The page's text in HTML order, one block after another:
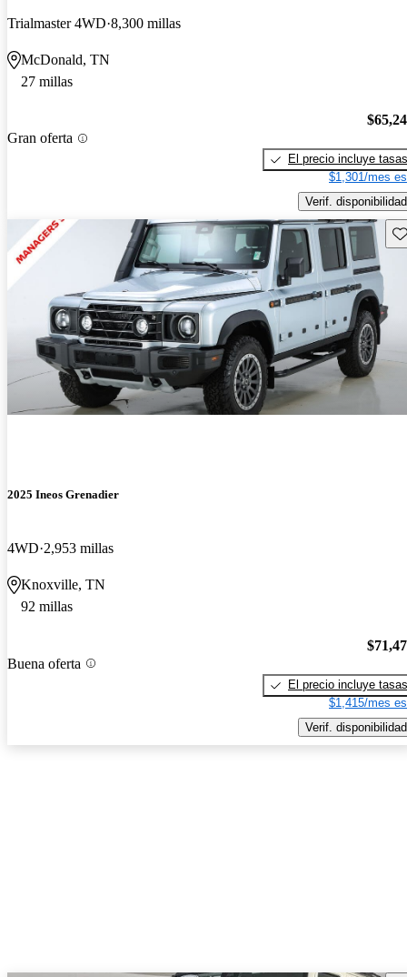
Trialmaster 4WD 8,300 millas
McDonald, TN
27 millas
Gran oferta
El precio incluye tasas
$1,301/mes
Verif. disponibilidad
2025 Ineos Grenadier
4WD 2,953 millas
Knoxville, TN
92 millas
Buena oferta
El precio incluye tasas
$1,415/mes
Verif. disponibilidad